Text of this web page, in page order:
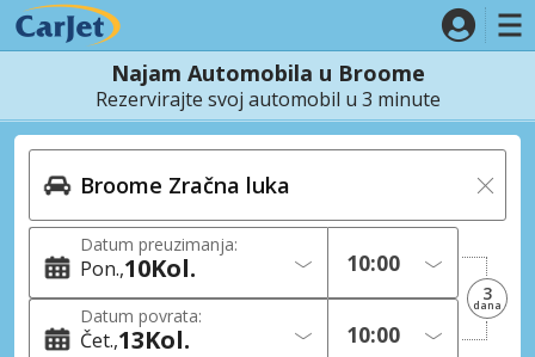
Najam Automobila u Broome
Rezervirajte svoj automobil u 3 minute
Datum preuzimanja:
Pon. 10Kol.
Datum povrata:
Čet. 13Kol.
3
dana